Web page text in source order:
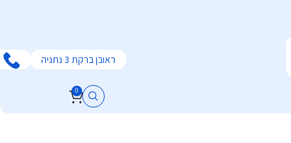
ראובן ברקת 3 נתניה
0